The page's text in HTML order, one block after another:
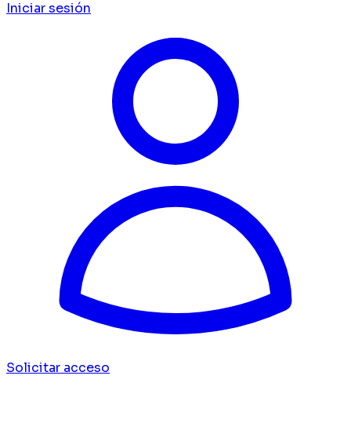
Iniciar sesión
Solicitar acceso